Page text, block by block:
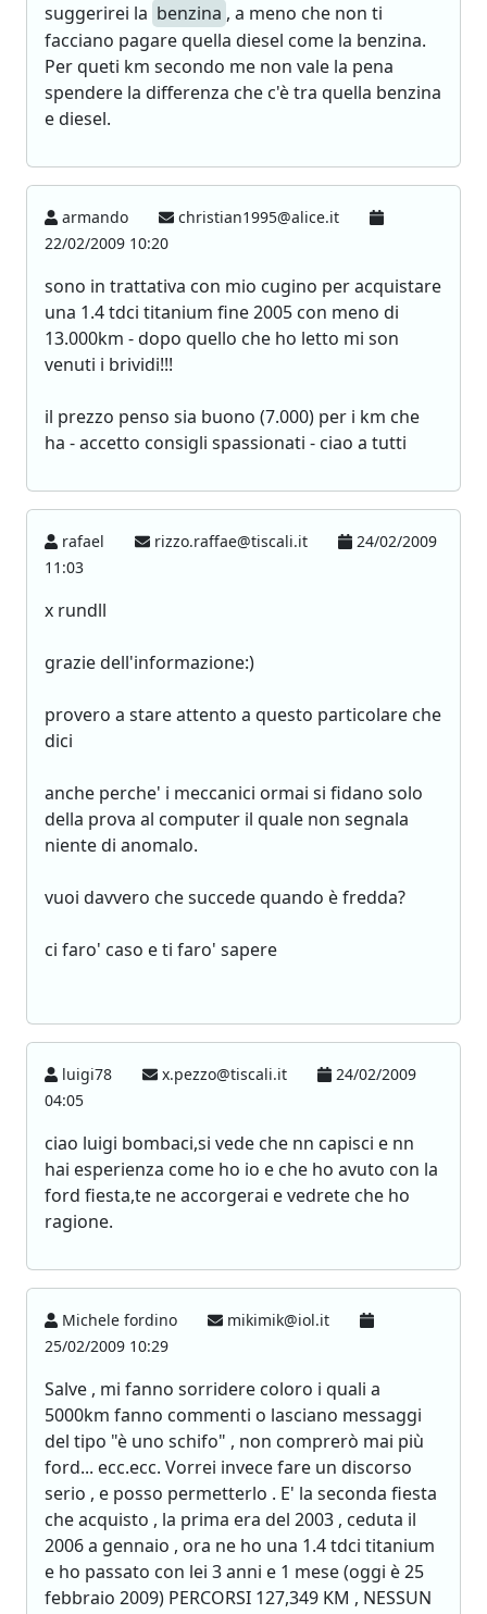
suggerirei la benzina , a meno che non ti
facciano pagare quella diesel come la benzina.
Per queti km secondo me non vale la pena
spendere la differenza che c'è tra quella benzina
e diesel.
armando
christian1995@alice.it
22/02/2009 10:20
sono in trattativa con mio cugino per acquistare
una 1.4 tdci titanium fine 2005 con meno di
13.000km - dopo quello che ho letto mi son
venuti i brividi!!!
il prezzo penso sia buono (7.000) per i km che
ha - accetto consigli spassionati - ciao a tutti
rafael rizzo.raffae@tiscali.it
24/02/2009
11:03
x rundll
grazie dell'informazione:)
provero a stare attento a questo particolare che
dici
anche perche' i meccanici ormai si fidano solo
della prova al computer il quale non segnala
niente di anomalo.
vuoi davvero che succede quando è fredda?
ci faro' caso e ti faro' sapere
luigi78 x.pezzo@tiscali.it
24/02/2009
04:05
ciao luigi bombaci,si vede che nn capisci e nn
hai esperienza come ho io e che ho avuto con la
ford fiesta,te ne accorgerai e vedrete che ho
ragione.
Michele fordino
mikimik@iol.it
25/02/2009 10:29
Salve , mi fanno sorridere coloro i quali a
5000km fanno commenti o lasciano messaggi
del tipo "è uno schifo" , non comprerò mai più
ford... ecc.ecc. Vorrei invece fare un discorso
serio , e posso permetterlo . E' la seconda fiesta
che acquisto , la prima era del 2003 , ceduta il
2006 a gennaio , ora ne ho una 1.4 tdci titanium
e ho passato con lei 3 anni e 1 mese (oggi è 25
febbraio 2009) PERCORSI 127,349 KM , NESSUN